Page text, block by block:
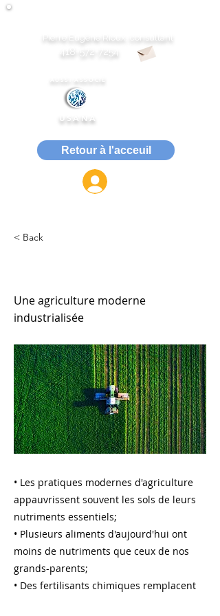
Pierre Eugène Rioux, consultant
418-572-7254
USANA
Retour à l'acceuil
< Back
Une agriculture moderne
industrialisée
• Les pratiques modernes d'agriculture
appauvrissent souvent les sols de leurs
nutriments essentiels;
• Plusieurs aliments d'aujourd'hui ont
moins de nutriments que ceux de nos
grands-parents;
• Des fertilisants chimiques remplacent